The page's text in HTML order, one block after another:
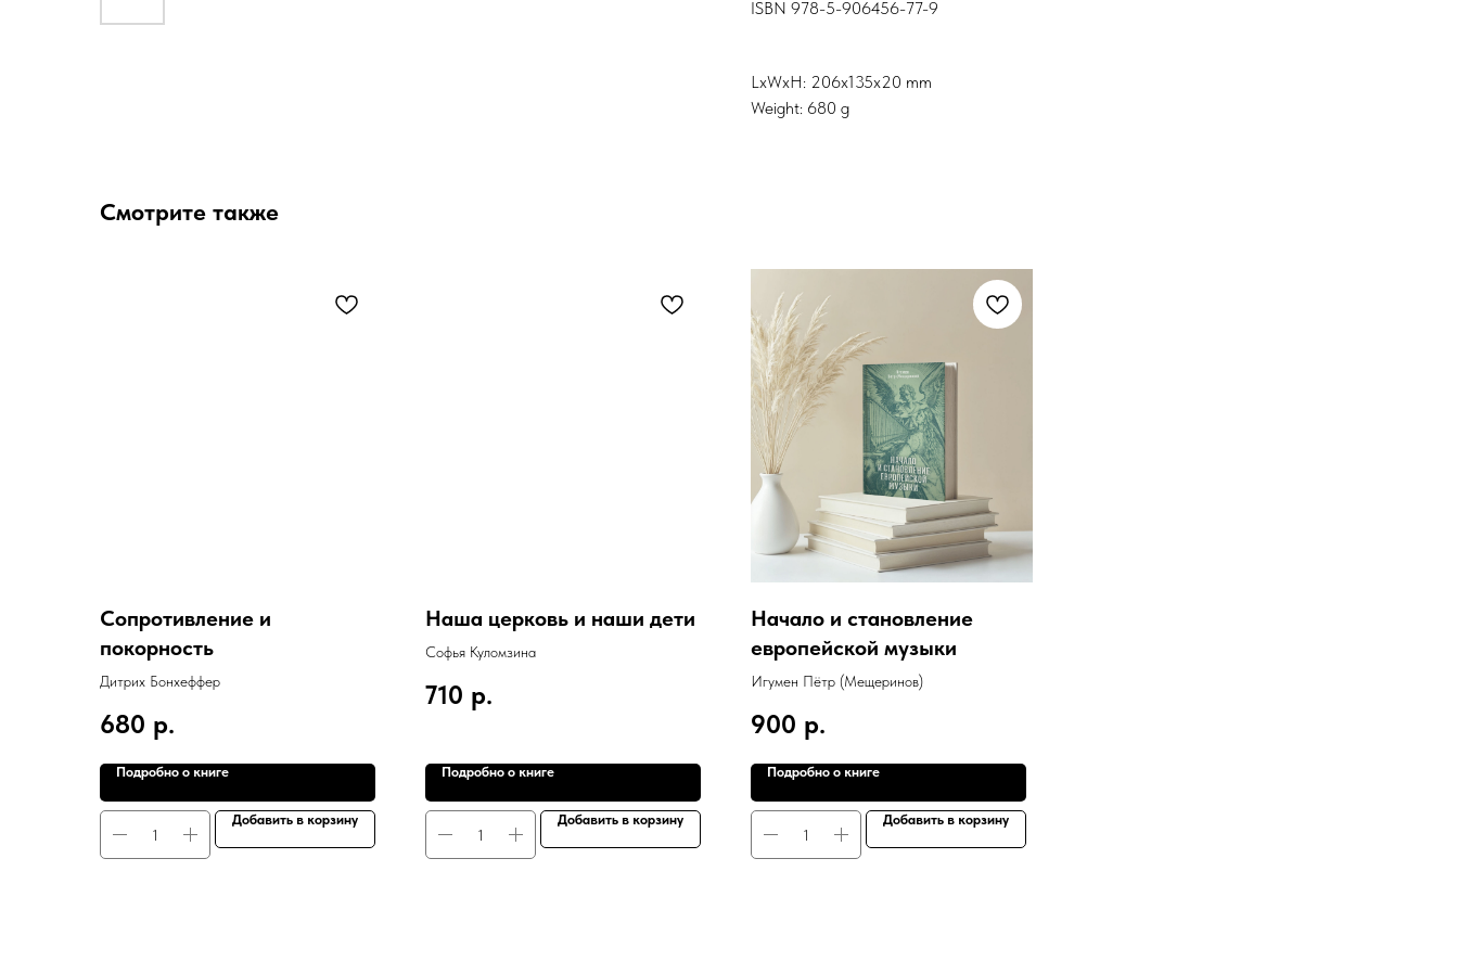
ISBN 978-5-906456-77-9
LxWxH: 206x135x20 mm
Weight: 680 g
Смотрите также
Сопротивление и
покорность
Дитрих Бонхеффер
680 р.
Подробно о книге
Добавить в корзину
Наша церковь и наши дети
Софья Куломзина
710 р.
Подробно о книге
Добавить в корзину
Начало и становление
европейской музыки
Игумен Пётр (Мещеринов)
900 р.
Подробно о книге
Добавить в корзину